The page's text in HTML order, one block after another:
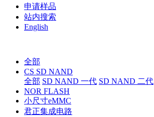
申请样品
站内搜索
English
全部
CS SD NAND
全部 SD NAND 一代 SD NAND 二代
NOR FLASH
小尺寸eMMC
君正集成电路